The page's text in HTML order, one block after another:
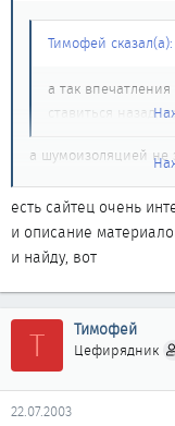
Тимофей сказал(а):
а так
ставиться назад,
а шумоизоляцией не
минимальное
то с меня пиво...
есть сайтец очень
и описание
и найду, вот
Т Тимофей
Цефирядник
22.07.2003